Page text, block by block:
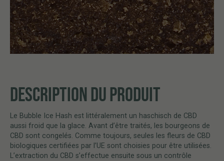
DESCRIPTION DU PRODUIT
Le Bubble Ice Hash est littéralement un haschisch de CBD
aussi froid que la glace. Avant d’être traités, les bourgeons de
CBD sont congelés. Comme toujours, seules les fleurs de CBD
biologiques certifiées par l’UE sont choisies pour être utilisées.
L’extraction du CBD s’effectue ensuite sous un contrôle